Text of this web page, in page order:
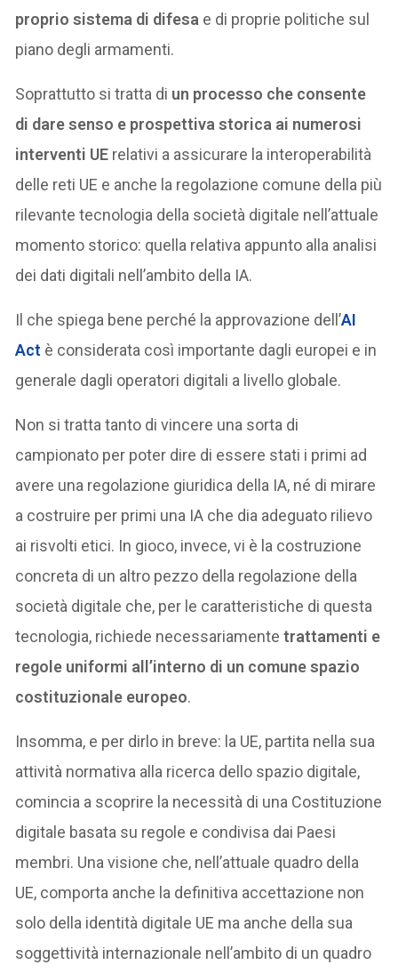
proprio sistema di difesa e di proprie politiche sul
piano degli armamenti.
Soprattutto si tratta di un processo che consente
di dare senso e prospettiva storica ai numerosi
interventi UE relativi a assicurare la interoperabilità
delle reti UE e anche la regolazione comune della più
rilevante tecnologia della società digitale nell’attuale
momento storico: quella relativa appunto alla analisi
dei dati digitali nell’ambito della IA.
Il che spiega bene perché la approvazione dell’AI
Act è considerata così importante dagli europei e in
generale dagli operatori digitali a livello globale.
Non si tratta tanto di vincere una sorta di
campionato per poter dire di essere stati i primi ad
avere una regolazione giuridica della IA, né di mirare
a costruire per primi una IA che dia adeguato rilievo
ai risvolti etici. In gioco, invece, vi è la costruzione
concreta di un altro pezzo della regolazione della
società digitale che, per le caratteristiche di questa
tecnologia, richiede necessariamentetrattamenti e
regole uniformi all’interno di un comune spazio
costituzionale europeo.
Insomma, e per dirlo in breve: la UE, partita nella sua
attività normativa alla ricerca dello spazio digitale,
comincia a scoprire la necessità di una Costituzione
digitale basata su regole e condivisa dai Paesi
membri. Una visione che, nell’attuale quadro della
UE, comporta anche la definitiva accettazione non
solo della identità digitale UE ma anche della sua
soggettività internazionale nell’ambito di un quadro